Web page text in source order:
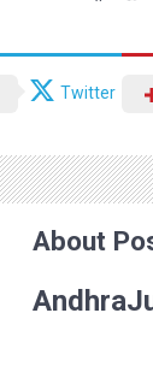
Twitter
About